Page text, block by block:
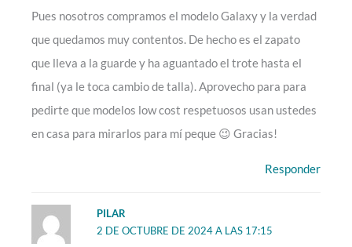
Pues nosotros compramos el modelo Galaxy y la verdad
que quedamos muy contentos. De hecho es el zapato
que lleva a la guarde y ha aguantado el trote hasta el
final (ya le toca cambio de talla). Aprovecho para para
pedirte que modelos low cost respetuosos usan ustedes
en casa para mirarlos para mí peque 😉 Gracias!
Responder
PILAR
2 DE OCTUBRE DE 2024 A LAS 17:15